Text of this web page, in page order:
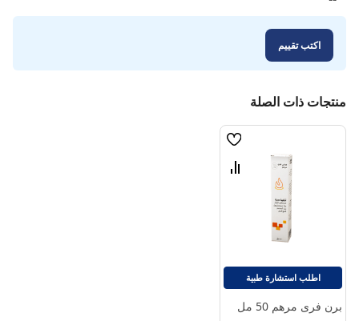
اكتب تقييم
منتجات ذات الصلة
قائمة
قارن
اطلب استشارة طبية
برن فرى مرهم 50 مل